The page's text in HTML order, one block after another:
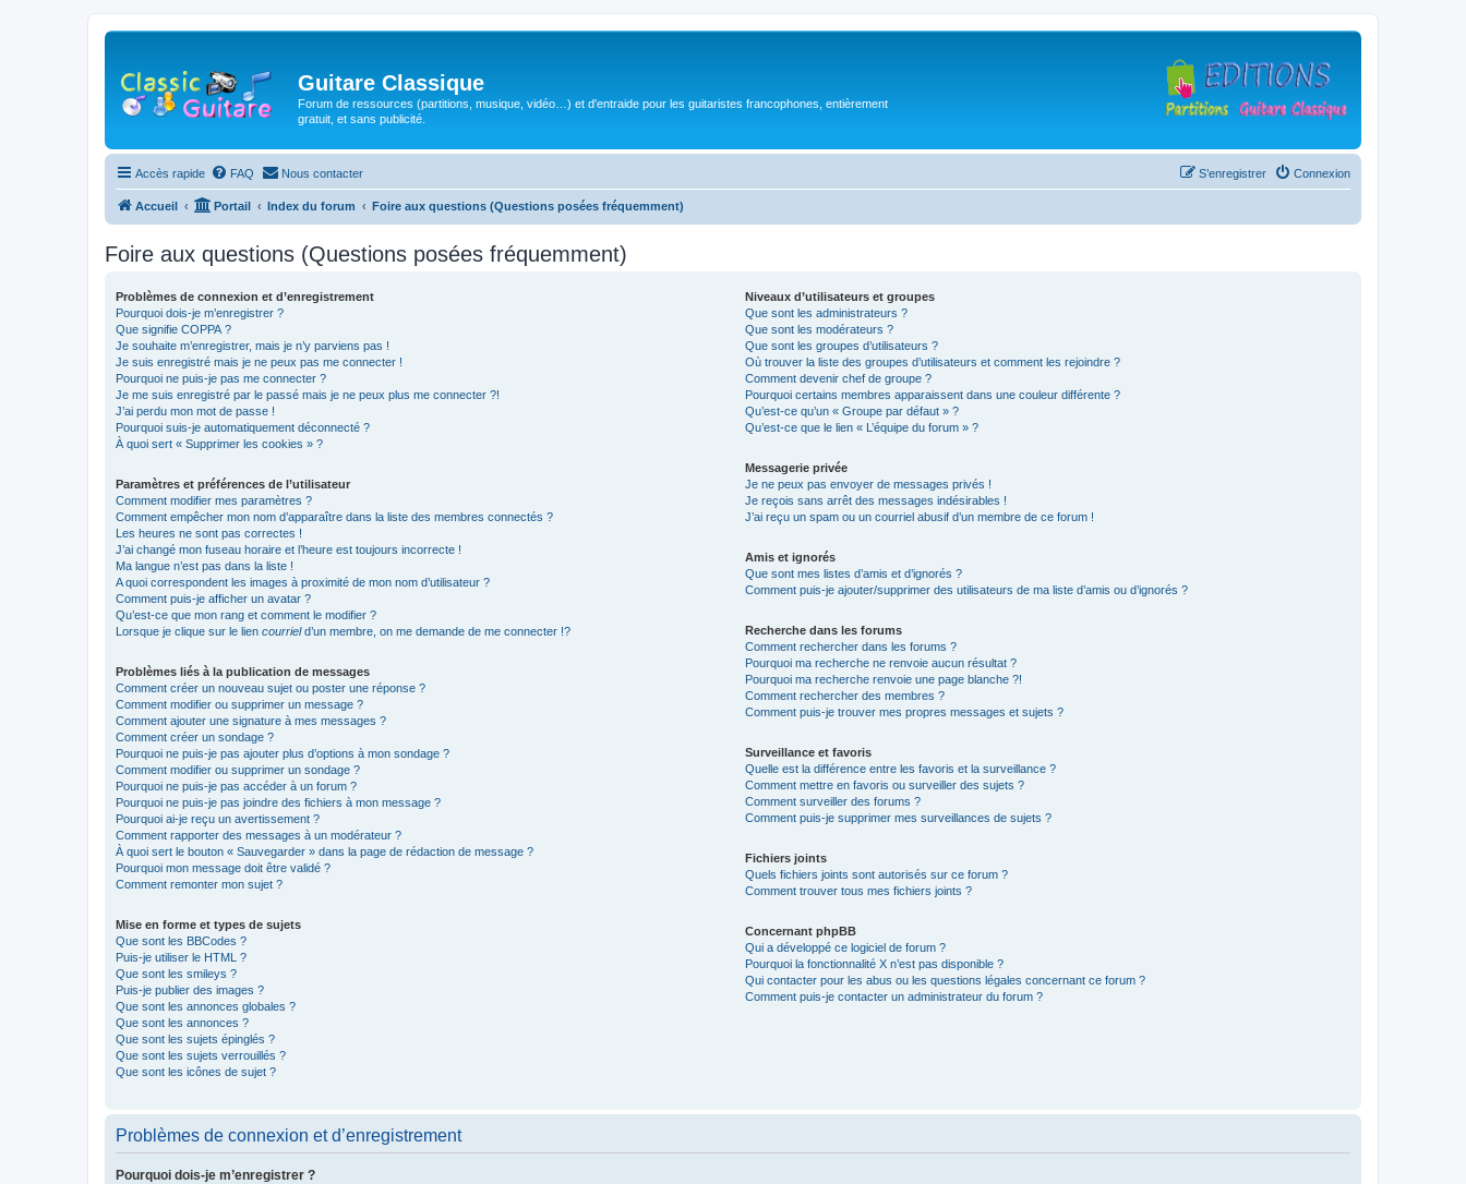
Guitare Classique
Forum de ressources (partitions, musique, vidéo…) et d'entraide pour les guitaristes francophones, entièrement
gratuit, et sans publicité.
Accès rapide FAQ Nous contacter Connexion
S’enregistrer
Accueil Portail Index du forum Foire aux questions (Questions posées fréquemment)
Foire aux questions (Questions posées fréquemment)
Problèmes de connexion et d’enregistrement
Pourquoi dois-je m’enregistrer ?
Que signifie COPPA ?
Je souhaite m’enregistrer, mais je n’y parviens pas !
Je suis enregistré mais je ne peux pas me connecter !
Pourquoi ne puis-je pas me connecter ?
Je me suis enregistré par le passé mais je ne peux plus me connecter ?!
J’ai perdu mon mot de passe !
Pourquoi suis-je automatiquement déconnecté ?
À quoi sert « Supprimer les cookies » ?
Paramètres et préférences de l’utilisateur
Comment modifier mes paramètres ?
Comment empêcher mon nom d’apparaître dans la liste des membres connectés ?
Les heures ne sont pas correctes !
J’ai changé mon fuseau horaire et l’heure est toujours incorrecte !
Ma langue n’est pas dans la liste !
A quoi correspondent les images à proximité de mon nom d’utilisateur ?
Comment puis-je afficher un avatar ?
Qu’est-ce que mon rang et comment le modifier ?
Lorsque je clique sur le lien courrield’un membre, on me demande de me connecter !?
Problèmes liés à la publication de messages
Comment créer un nouveau sujet ou poster une réponse ?
Comment modifier ou supprimer un message ?
Comment ajouter une signature à mes messages ?
Comment créer un sondage ?
Pourquoi ne puis-je pas ajouter plus d’options à mon sondage ?
Comment modifier ou supprimer un sondage ?
Pourquoi ne puis-je pas accéder à un forum ?
Pourquoi ne puis-je pas joindre des fichiers à mon message ?
Pourquoi ai-je reçu un avertissement ?
Comment rapporter des messages à un modérateur ?
À quoi sert le bouton « Sauvegarder » dans la page de rédaction de message ?
Pourquoi mon message doit être validé ?
Comment remonter mon sujet ?
Mise en forme et types de sujets
Que sont les BBCodes ?
Puis-je utiliser le HTML ?
Que sont les smileys ?
Puis-je publier des images ?
Que sont les annonces globales ?
Que sont les annonces ?
Que sont les sujets épinglés ?
Que sont les sujets verrouillés ?
Que sont les icônes de sujet ?
Niveaux d’utilisateurs et groupes
Que sont les administrateurs ?
Que sont les modérateurs ?
Que sont les groupes d’utilisateurs ?
Où trouver la liste des groupes d’utilisateurs et comment les rejoindre ?
Comment devenir chef de groupe ?
Pourquoi certains membres apparaissent dans une couleur différente ?
Qu’est-ce qu’un « Groupe par défaut » ?
Qu’est-ce que le lien « L’équipe du forum » ?
Messagerie privée
Je ne peux pas envoyer de messages privés !
Je reçois sans arrêt des messages indésirables !
J’ai reçu un spam ou un courriel abusif d’un membre de ce forum !
Amis et ignorés
Que sont mes listes d’amis et d’ignorés ?
Comment puis-je ajouter/supprimer des utilisateurs de ma liste d’amis ou d’ignorés ?
Recherche dans les forums
Comment rechercher dans les forums ?
Pourquoi ma recherche ne renvoie aucun résultat ?
Pourquoi ma recherche renvoie une page blanche ?!
Comment rechercher des membres ?
Comment puis-je trouver mes propres messages et sujets ?
Surveillance et favoris
Quelle est la différence entre les favoris et la surveillance ?
Comment mettre en favoris ou surveiller des sujets ?
Comment surveiller des forums ?
Comment puis-je supprimer mes surveillances de sujets ?
Fichiers joints
Quels fichiers joints sont autorisés sur ce forum ?
Comment trouver tous mes fichiers joints ?
Concernant phpBB
Qui a développé ce logiciel de forum ?
Pourquoi la fonctionnalité X n’est pas disponible ?
Qui contacter pour les abus ou les questions légales concernant ce forum ?
Comment puis-je contacter un administrateur du forum ?
Problèmes de connexion et d’enregistrement
Pourquoi dois-je m’enregistrer ?